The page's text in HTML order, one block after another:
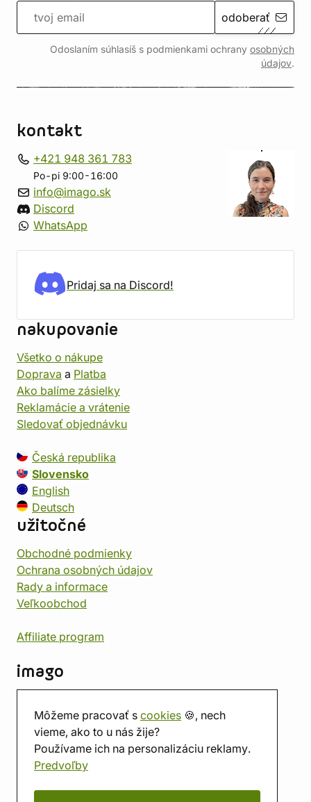
Môžeme pracovať s cookies 🍪, nech
vieme, ako to u nás žije?
Používame ich na personalizáciu reklamy.
Predvoľby
odoberať
Odoslaním súhlasíš s podmienkami ochrany osobných
údajov.
kontakt
+421 948 361 783
Po-pi 9:00-16:00
info@imago.sk
Discord
WhatsApp
Pridaj sa na Discord!
nakupovanie
Všetko o nákupe
Doprava a Platba
Ako balíme zásielky
Reklamácie a vrátenie
Sledovať objednávku
Česká republika
Slovensko
English
Deutsch
užitočné
Obchodné podmienky
Ochrana osobných údajov
Rady a informace
Veľkoobchod
Affiliate program
imago
Predajňa
Herňa
O nás
Hodnotenie obchodu